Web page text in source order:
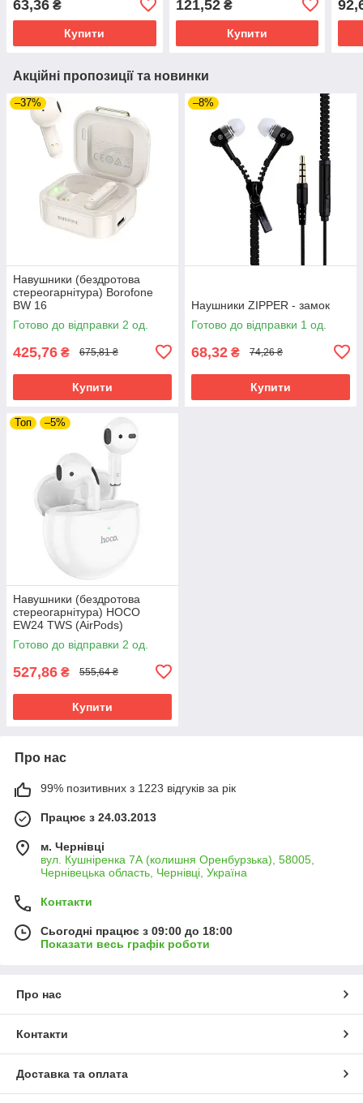
63,36 ₴
Купити
121,52₴
Купити
Акційні пропозиції та новинки
–37%
Навушники (бездротова
стереогарнітура) Borofone
BW 16
Готово до відправки 2 од.
425,76 ₴ 675,81 ₴
Купити
–8%
Наушники ZIPPER - замок
Готово до відправки 1 од.
68,32 ₴ 74,26 ₴
Купити
Топ –5%
Навушники (бездротова
стереогарнітура) HOCO
EW24 TWS (AirPods)
Готово до відправки 2 од.
527,86 ₴ 555,64 ₴
Купити
Про нас
99% позитивних з 1223 відгуків за рік
Працює з 24.03.2013
м. Чернівці
вул. Кушніренка 7А (колишня Оренбурзька), 58005,
Чернівецька область, Чернівці, Україна
Контакти
Сьогодні працює з 09:00 до 18:00
Показати весь графік роботи
Про нас
Контакти
Доставка та оплата